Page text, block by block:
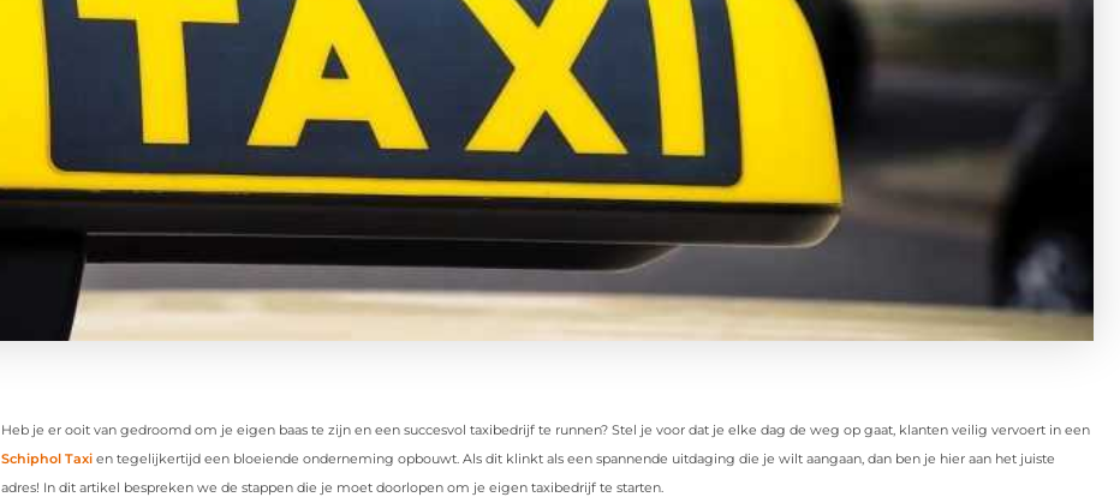
Heb je er ooit van gedroomd om je eigen baas te zijn en een succesvol taxibedrijf te runnen? Stel je voor dat je elke dag de weg op gaat, klanten veilig vervoert in een
Schiphol Taxi en tegelijkertijd een bloeiende onderneming opbouwt. Als dit klinkt als een spannende uitdaging die je wilt aangaan, dan ben je hier aan het juiste
adres! In dit artikel bespreken we de stappen die je moet doorlopen om je eigen taxibedrijf te starten.